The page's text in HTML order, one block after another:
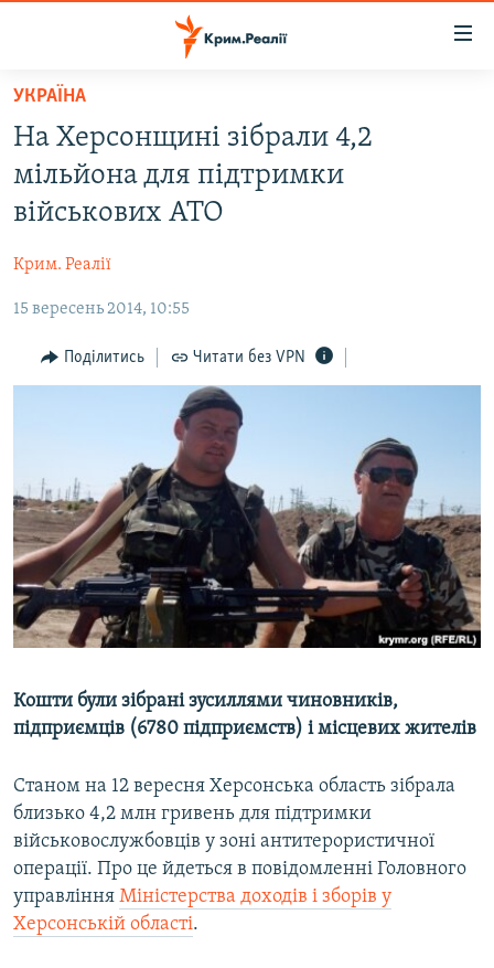
Перейти
основного
матеріалу
Перейти
до
основної
навігації
Перейти
пошуку
ВОДА.КРИМ
ВІДЕО ТА ФОТО
БЛОГИ
ПОГЛЯД
ІНТЕРВ'Ю
ДЕПОРТАЦІЯ
ВІДЕОУРОКИ «ELIFBE»
СВІДЧЕННЯ ОКУПАЦІЇ
УКРАЇНСЬКА ПРОБЛЕМА КРИМУ
ІНФОГРАФІКА
ЯК ОБІЙТИ БЛОКУВАННЯ
Русский
Qırımtatar
ДОЛУЧАЙСЯ!
Усі сайти RFE/RL
УКРАЇНА
На Херсонщині зібрали 4,2
мільйона для підтримки
військових АТО
Крим. Реалії
15 вересень 2014, 10:55
Поділитись Читати без VPN
Кошти були зібрані зусиллями чиновників,
підприємців (6780 підприємств) і місцевих жителів
Станом на 12 вересня Херсонська область зібрала
близько 4,2 млн гривень для підтримки
військовослужбовців у зоні антитерористичної
операції. Про це йдеться в повідомленні Головного
управління Міністерства доходів і зборів у
Херсонській області.